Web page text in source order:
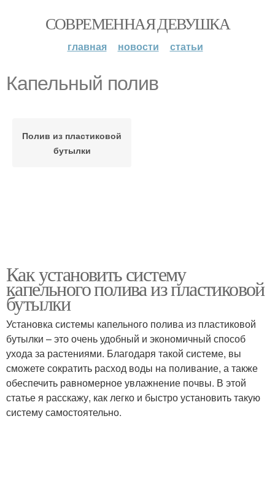
СОВРЕМЕННАЯ ДЕВУШКА
главная новости статьи
Капельный полив
Полив из пластиковой
бутылки
Как установить систему
капельного полива из пластиковой
бутылки
Установка системы капельного полива из пластиковой
бутылки – это очень удобный и экономичный способ
ухода за растениями. Благодаря такой системе, вы
сможете сократить расход воды на поливание, а также
обеспечить равномерное увлажнение почвы. В этой
статье я расскажу, как легко и быстро установить такую
систему самостоятельно.